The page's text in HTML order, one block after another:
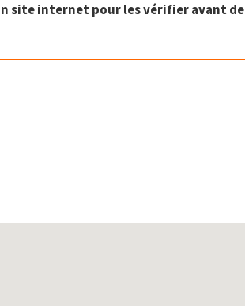
site internet pour les vérifier avant de